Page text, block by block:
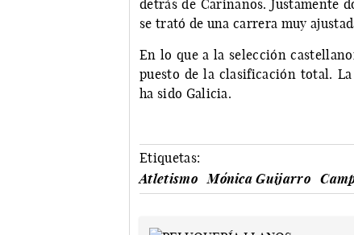
detrás de Cariñanos. Justamente
se trató de una carrera muy
En lo que a la selección
puesto de la clasificación total.
ha sido Galicia.
Etiquetas:
Atletismo
Mónica Guijarro